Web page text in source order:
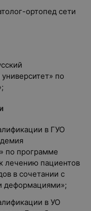
ортопед сети
по
в ГУО
по программе
лечению пациентов
в сочетании с
деформациями»;
в УО